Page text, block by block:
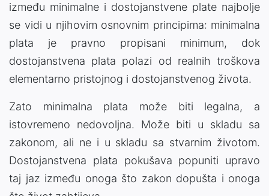
između minimalne i dostojanstvene plate najbolje
se vidi u njihovim osnovnim principima: minimalna
plata je pravno propisani minimum, dok
dostojanstvena plata polazi od realnih troškova
elementarno pristojnog i dostojanstvenog života.
Zato minimalna plata može biti legalna, a
istovremeno nedovoljna. Može biti u skladu sa
zakonom, ali ne i u skladu sa stvarnim životom.
Dostojanstvena plata pokušava popuniti upravo
taj jaz između onoga što zakon dopušta i onoga